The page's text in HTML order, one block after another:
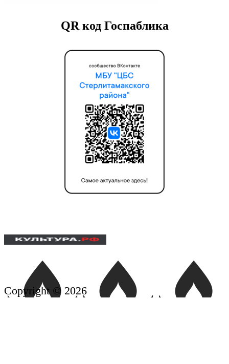
QR код Госпаблика
Copyright © 2026